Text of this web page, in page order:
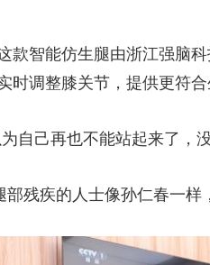
智能仿生腿由浙江强脑科
时调整膝关节，提供更符合
己再也不能站起来了，
疾的人士像孙仁春一样